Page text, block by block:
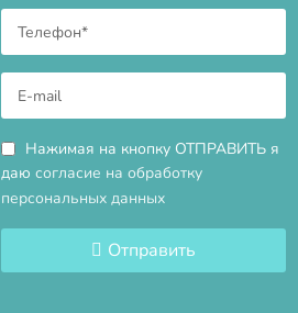
Нажимая на кнопку ОТПРАВИТЬ я
даю согласие на обработку
персональных данных
Отправить